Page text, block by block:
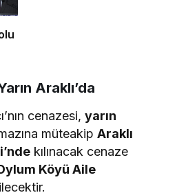
Araklı’da
cenazesi,yarın
müteakipAraklı
kılınacak cenaze
Köyü Aile